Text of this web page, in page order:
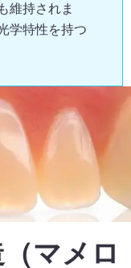
維持されま
学特性を持つ
マメロ